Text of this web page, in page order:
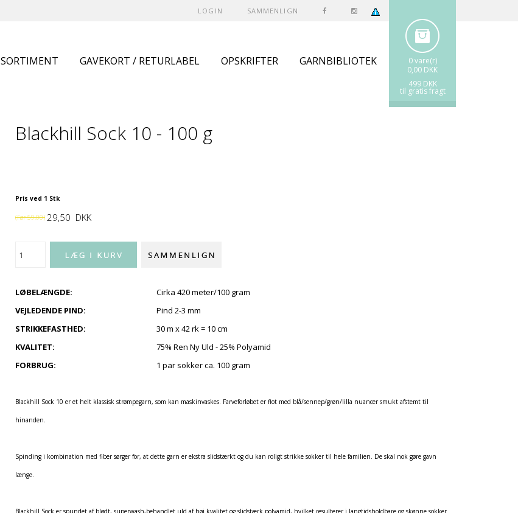
LOGIN SAMMENLIGN
0 vare(r)
0,00 DKK
499 DKK
til gratis fragt
SORTIMENT GAVEKORT / RETURLABEL OPSKRIFTER GARNBIBLIOTEK
Blackhill Sock 10 - 100 g
Pris ved 1 Stk
(Før59,00) 29,50 DKK
LØBELÆNGDE:
VEJLEDENDE PIND:
STRIKKEFASTHED:
KVALITET:
FORBRUG:
Cirka 420 meter/100 gram
Pind 2-3 mm
30 m x 42 rk = 10 cm
75% Ren Ny Uld - 25% Polyamid
1 par sokkerca. 100 gram
Blackhill Sock 10 er et helt klassisk strømpegarn, som kan maskinvaskes. Farveforløbet er flot med blå/sennep/grøn/lilla nuancer smukt afstemt til
hinanden.
Spinding i kombination med fiber sørger for, at dette garn er ekstra slidstærkt og du kan roligt strikke sokker til hele familien. De skal nok gøre gavn
længe.